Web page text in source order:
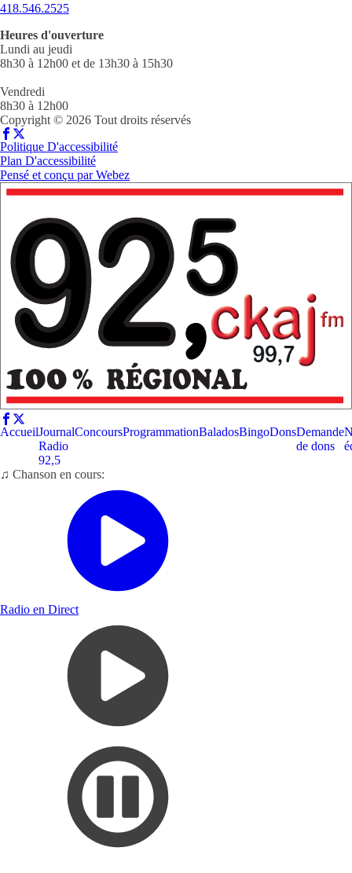
418.546.2525
Heures d'ouverture
Lundi au jeudi
8h30 à 12h00 et de 13h30 à 15h30
Vendredi
8h30 à 12h00
Copyright © 2026 Tout droits réservés
Politique D'accessibilité
Plan D'accessibilité
Pensé et conçu parWebez
AccueilJournal
Radio
92,5
ConcoursProgrammationBaladosBingoDonsDemande
de dons
♫ Chanson en cours:
Radio en Direct